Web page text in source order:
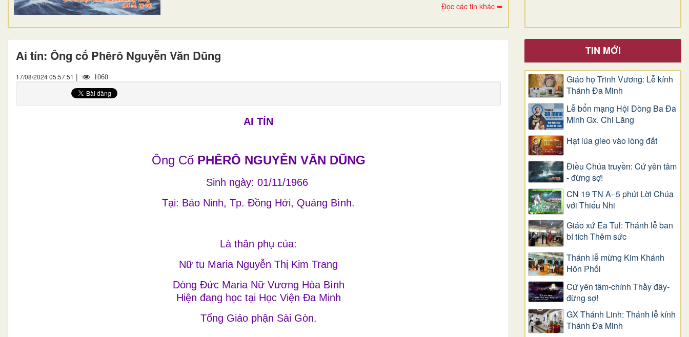
Đọc các tin khác ➥
Ai tín: Ông cố Phêrô Nguyễn Văn Dũng
17/08/2024 05:57:51 | 1060
AI TÍN
Ông Cố PHÊRÔ NGUYỄN VĂN DŨNG
Sinh ngày: 01/11/1966
Tại: Bảo Ninh, Tp. Đồng Hới, Quảng Bình.
Là thân phụ của:
Nữ tu Maria Nguyễn Thị Kim Trang
Dòng Đức Maria Nữ Vương Hòa Bình
Hiện đang học tại Học Viện Đa Minh
Tổng Giáo phận Sài Gòn.
TIN MỚI
Giáo họ Trinh Vương: Lễ kính
Thánh Đa Minh
Lễ bổn mạng Hội Dòng Ba Đa
Minh Gx. Chi Lăng
Hạt lúa gieo vào lòng đất
Điều Chúa truyền: Cứ yên tâm
- đừng sợ!
CN 19 TN A- 5 phút Lời Chúa
với Thiếu Nhi
Giáo xứ Ea Tul: Thánh lễ ban
bí tích Thêm sức
Thánh lễ mừng Kim Khánh
Hôn Phối
Cứ yên tâm-chính Thầy đây-
đừng sợ!
GX Thánh Linh: Thánh lễ kính
Thánh Đa Minh